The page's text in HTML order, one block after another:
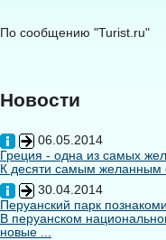
По сообщению "Turist.ru"
Новости
06.05.2014
Греция - одна из самых
К десяти самым желанным
30.04.2014
Перуанский парк
В перуанском
новые ...